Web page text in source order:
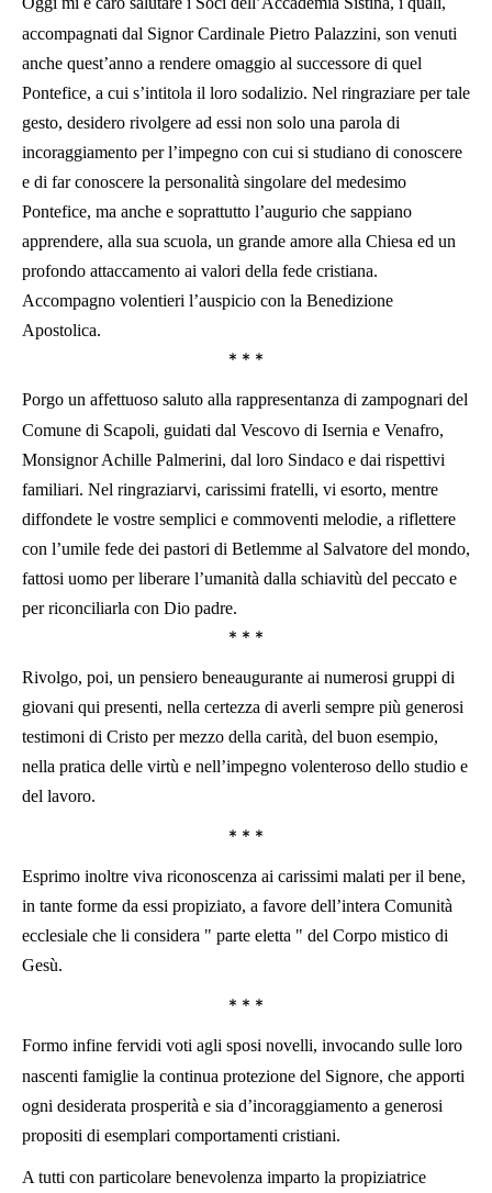
accompagnati dal Signor Cardinale Pietro Palazzini, son venuti
anche quest’anno a rendere omaggio al successore di quel
Pontefice, a cui s’intitola il loro sodalizio. Nel ringraziare per tale
gesto, desidero rivolgere ad essi non solo una parola di
incoraggiamento per l’impegno con cui si studiano di conoscere
e di far conoscere la personalità singolare del medesimo
Pontefice, ma anche e soprattutto l’augurio che sappiano
apprendere, alla sua scuola, un grande amore alla Chiesa ed un
profondo attaccamento ai valori della fede cristiana.
Accompagno volentieri l’auspicio con la Benedizione
Apostolica.
* * *
Porgo un affettuoso saluto alla rappresentanza di zampognari del
Comune di Scapoli, guidati dal Vescovo di Isernia e Venafro,
Monsignor Achille Palmerini, dal loro Sindaco e dai rispettivi
familiari. Nel ringraziarvi, carissimi fratelli, vi esorto, mentre
diffondete le vostre semplici e commoventi melodie, a riflettere
con l’umile fede dei pastori di Betlemme al Salvatore del mondo,
fattosi uomo per liberare l’umanità dalla schiavitù del peccato e
per riconciliarla con Dio padre.
* * *
Rivolgo, poi, un pensiero beneaugurante ai numerosi gruppi di
giovani qui presenti, nella certezza di averli sempre più generosi
testimoni di Cristo per mezzo della carità, del buon esempio,
nella pratica delle virtù e nell’impegno volenteroso dello studio e
del lavoro.
* * *
Esprimo inoltre viva riconoscenza ai carissimi malati per il bene,
in tante forme da essi propiziato, a favore dell’intera Comunità
ecclesiale che li considera " parte eletta " del Corpo mistico di
Gesù.
* * *
Formo infine fervidi voti agli sposi novelli, invocando sulle loro
nascenti famiglie la continua protezione del Signore, che apporti
ogni desiderata prosperità e sia d’incoraggiamento a generosi
propositi di esemplari comportamenti cristiani.
A tutti con particolare benevolenza imparto la propiziatrice